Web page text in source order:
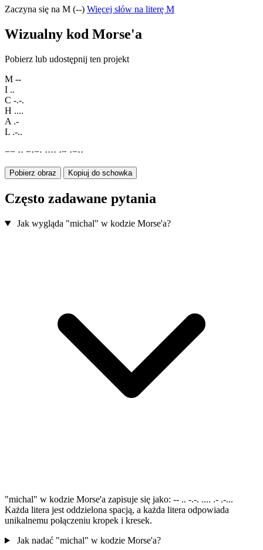
Zaczyna się na M (--) Więcej słów na literę M
Wizualny kod Morse'a
Pobierz lub udostępnij ten projekt
M --
I ..
C -.-.
H ....
A .-
L .-..
−− ·· −·−· ···· ·− ·−··
Pobierz obraz Kopiuj do schowka
Często zadawane pytania
Jak wygląda "michal" w kodzie Morse'a?
"michal" w kodzie Morse'a zapisuje się jako: -- .. -.-. .... .- .-...
Każda litera jest oddzielona spacją, a każda litera odpowiada
unikalnemu połączeniu kropek i kresek.
Jak nadać "michal" w kodzie Morse'a?